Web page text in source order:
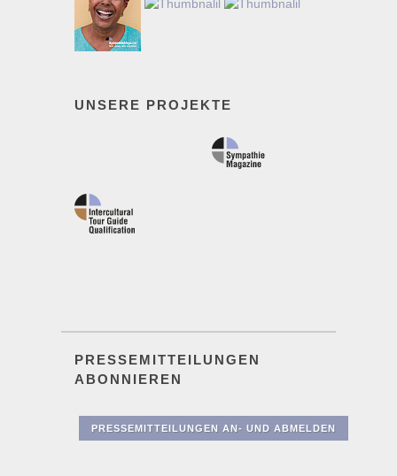
UNSERE PROJEKTE
PRESSEMITTEILUNGEN
ABONNIEREN
PRESSEMITTEILUNGEN AN- UND ABMELDEN